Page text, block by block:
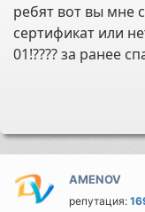
ребят вот вы мне
сертификат или
01!???? за ранее
AMENOV
репутация: